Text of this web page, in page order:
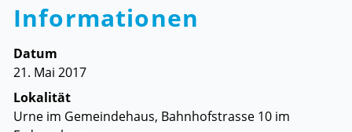
Informationen
Datum
21. Mai 2017
Lokalität
Urne im Gemeindehaus, Bahnhofstrasse 10 im